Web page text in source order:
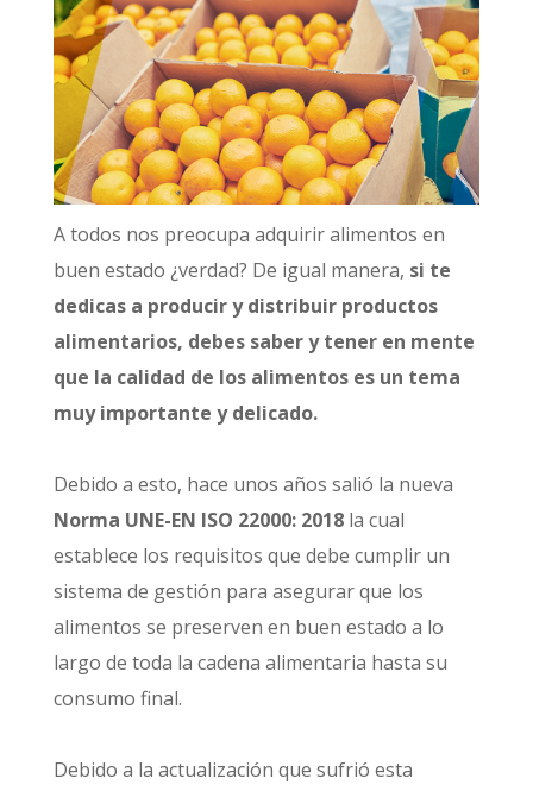
A todos nos preocupa adquirir alimentos en
buen estado ¿verdad? De igual manera, si te
dedicas a producir y distribuir productos
alimentarios, debes saber y tener en mente
que la calidad de los alimentos es un tema
muy importante y delicado.
Debido a esto, hace unos años salió la nueva
Norma UNE-EN ISO 22000: 2018la cual
establece los requisitos que debe cumplir un
sistema de gestión para asegurar que los
alimentos se preserven en buen estado a lo
largo de toda la cadena alimentaria hasta su
consumo final.
Debido a la actualización que sufrió esta